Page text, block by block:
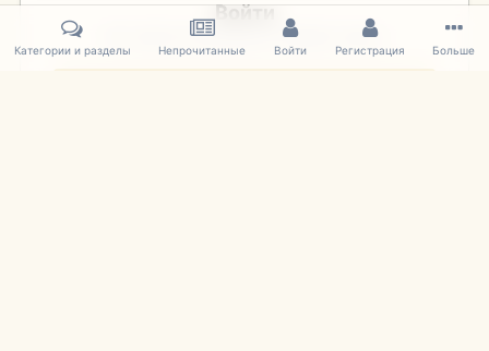
Войти
Уже зарегистрированы? Войдите здесь.
Категории и разделы Непрочитанные Войти Регистрация Больше